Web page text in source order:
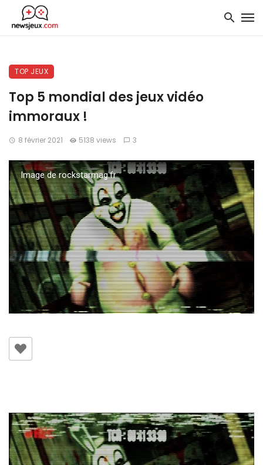
TOP JEUX
Top 5 mondial des jeux vidéo
immoraux !
8 février 2021 5138 views 3
Image de rockstarmag.fr